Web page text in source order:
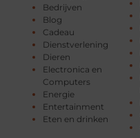
Bedrijven
Blog
Cadeau
Dienstverlening
Dieren
Electronica en
Computers
Energie
Entertainment
Eten en drinken